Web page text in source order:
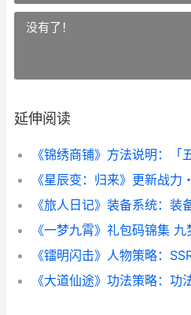
没有了！
延伸阅读
《一梦九霄》礼包码锦集